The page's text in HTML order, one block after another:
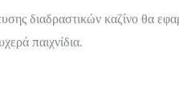
διαδραστικών καζίνο θα
παιχνίδια.